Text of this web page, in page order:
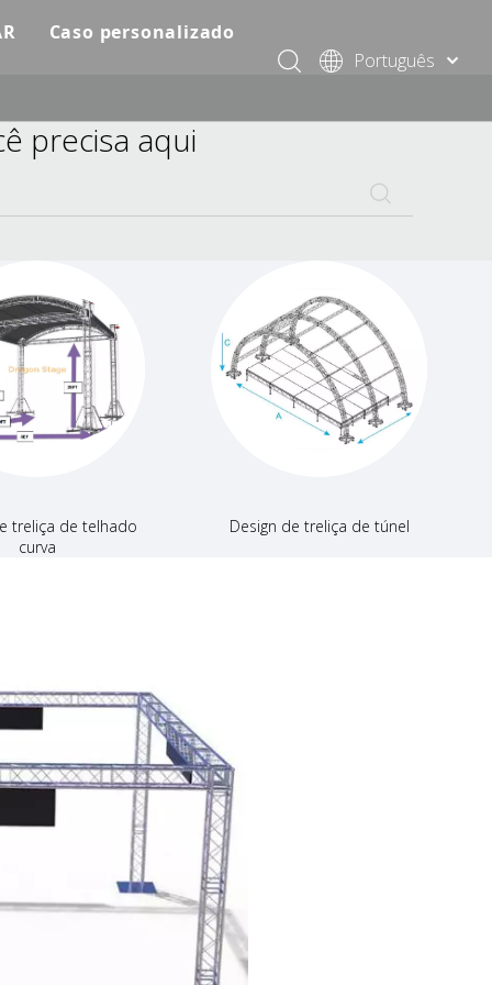
rápido do estágio
de produtos relevantes para treliça
de iluminação de estágio
do som do estágio
da caixa de voo
típico
Caso personalizado
Solução de eventos e festas africanas
Exposição & Booth
Português
Español
العربية
简体中文
precisa aqui
treliça de telhado
curva
Design de treliça de túnel